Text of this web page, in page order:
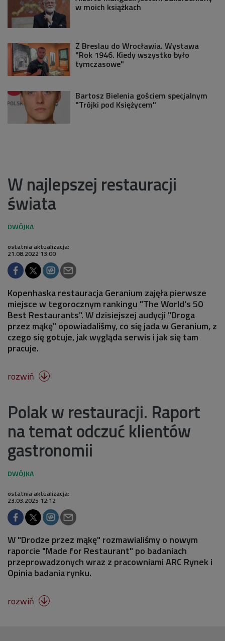
w moich książkach
Z Breslau do Wrocławia. Wystawa
"Rok 1946. Kiedy wszystko było
tymczasowe"
Bartosz Bielenia gościem specjalnym
"Trójki pod Księżycem"
W najlepszej restauracji
świata
ostatnia aktualizacja:
21.08.2022 13:00
Kopenhaska restauracja Geranium zajęła pierwsze
miejsce w tegorocznym rankingu "The World's 50
Best Restaurants". W dzisiejszej audycji "Droga
przez mąkę" opowiadaliśmy, co się jada w Geranium, z
czego się gotuje, jak wygląda serwis i jak się tam
pracuje.
rozwiń 
Polak w restauracji. Raport
na temat odczuć klientów
gastronomii
ostatnia aktualizacja:
23.03.2025 12:12
W "Drodze przez mąkę" rozmawialiśmy o nowym
raporcie "Made for Restaurant" po badaniach
przeprowadzonych wraz z pracowniami ARC Rynek i
Opinia badania rynku.
rozwiń 